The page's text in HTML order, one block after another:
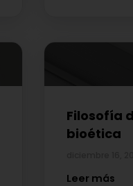
Filosofía
bioética
Leer más